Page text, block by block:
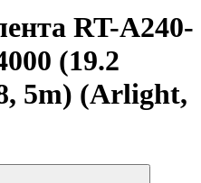
RT-A240-
(19.2
5m) (Arlight,